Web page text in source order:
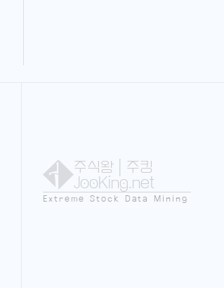
주식왕 | 주킹
JooKing.net
Extreme Stock Data Mining